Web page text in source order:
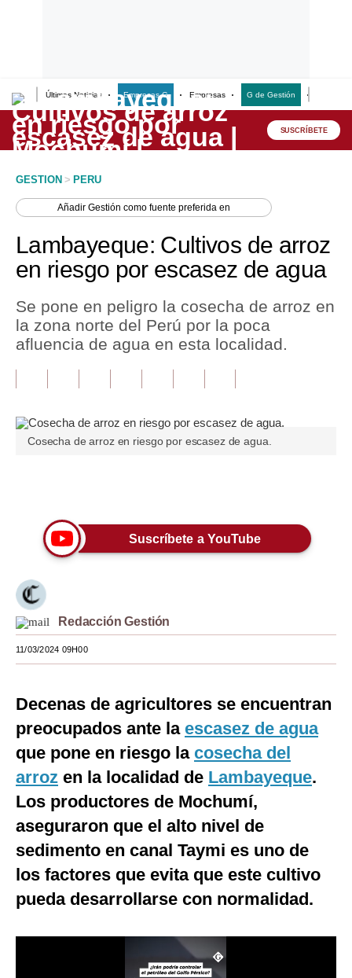
Últimas Noticias Empresas G Empresas G de Gestión
Lo último
Peru Quiosco
Economía
Perú
Política
Inmobiliarias
Editorial
Blogs
Tendencias
Lujo
Moda
Estilos
Mundo
EEUU
México
España
SUSCRÍBETE
GESTION > PERU
AñadirGestión como fuente preferida en
Lambayeque: Cultivos de arroz
en riesgo por escasez de agua
Se pone en peligro la cosecha de arroz en
la zona norte del Perú por la poca
afluencia de agua en esta localidad.
Cosecha de arroz en riesgo por escasez de agua.
Suscríbete a YouTube
Redacción Gestión
11/03/2024 09H00
Decenas de agricultores se encuentran
preocupados ante la escasez de agua
que pone en riesgo la cosecha del
arroz en la localidad de Lambayeque.
Los productores de Mochumí,
aseguraron que el alto nivel de
sedimento en canal Taymi es uno de
los factores que evita que este cultivo
pueda desarrollarse con normalidad.